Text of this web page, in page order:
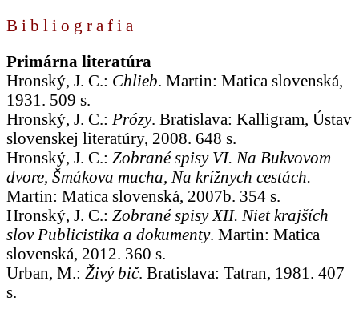
B i b l i o g r a f i a
Primárna literatúra
Hronský, J. C.: Chlieb. Martin: Matica slovenská,
1931. 509 s.
Hronský, J. C.: Prózy. Bratislava: Kalligram, Ústav
slovenskej literatúry, 2008. 648 s.
Hronský, J. C.: Zobrané spisy VI. Na Bukvovom
dvore, Šmákova mucha, Na krížnych cestách.
Martin: Matica slovenská, 2007b. 354 s.
Hronský, J. C.: Zobrané spisy XII. Niet krajších
slov Publicistika a dokumenty. Martin: Matica
slovenská, 2012. 360 s.
Urban, M.: Živý bič. Bratislava: Tatran, 1981. 407
s.